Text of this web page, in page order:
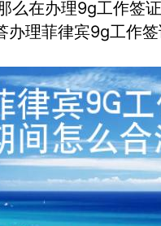
么在办理9g工作签
理菲律宾9g工作